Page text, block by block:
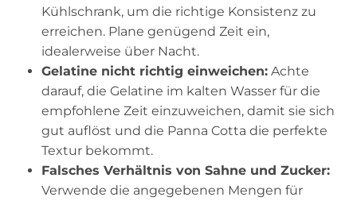
Kühlschrank, um die richtige Konsistenz zu
erreichen. Plane genügend Zeit ein,
idealerweise über Nacht.
Gelatine nicht richtig einweichen: Achte
darauf, die Gelatine im kalten Wasser für die
empfohlene Zeit einzuweichen, damit sie sich
gut auflöst und die Panna Cotta die perfekte
Textur bekommt.
Falsches Verhältnis von Sahne und Zucker:
Verwende die angegebenen Mengen für